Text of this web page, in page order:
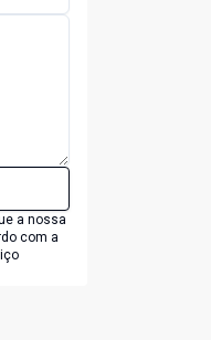
a nossa
com a